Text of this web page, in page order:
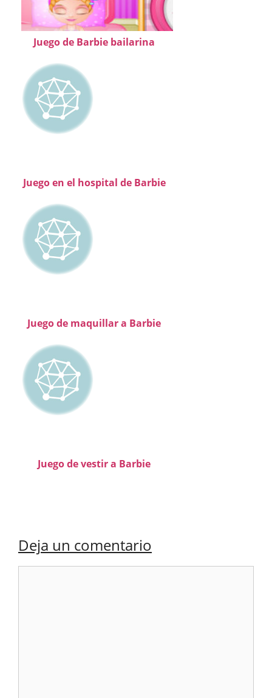
Juego de Barbie bailarina
Juego en el hospital de Barbie
Juego de maquillar a Barbie
Juego de vestir a Barbie
Deja un comentario